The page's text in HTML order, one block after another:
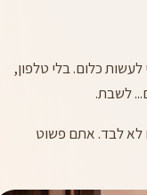
כלום. בלי טלפון,
לשבת.
לא לבד. אתם פשוט